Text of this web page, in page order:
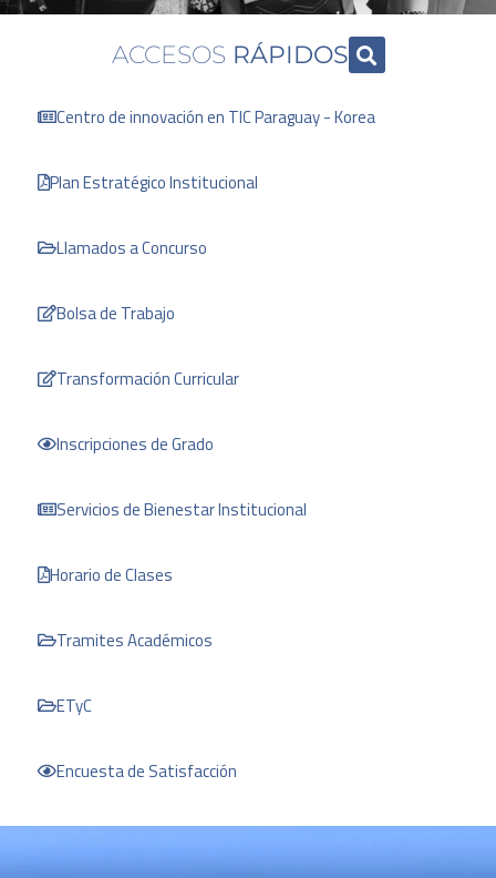
ACCESOS RÁPIDOS
Centro de innovación en TIC Paraguay - Korea
Plan Estratégico Institucional
Llamados a Concurso
Bolsa de Trabajo
Transformación Curricular
Inscripciones de Grado
Servicios de Bienestar Institucional
Horario de Clases
Tramites Académicos
ETyC
Encuesta de Satisfacción